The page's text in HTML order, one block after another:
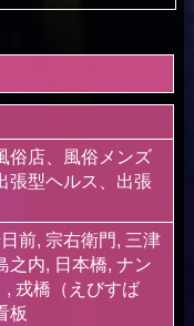
俗店、風俗メンズ
張型ヘルス、出張
前, 宗右衛門, 三津
之内, 日本橋, ナン
戎橋（えびすば
板